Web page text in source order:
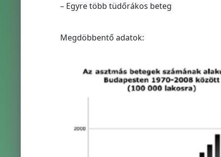
– Egyre több tüdőrákos beteg
Megdöbbentő adatok: